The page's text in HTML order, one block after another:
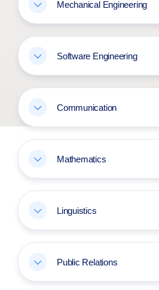
Mechanical Engineering
Software Engineering
Communication
Mathematics
Linguistics
Public Relations